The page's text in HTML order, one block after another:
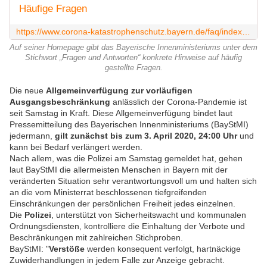
Häufige Fragen
Auf seiner Homepage gibt das Bayerische Innenministeriums unter dem
Stichwort „Fragen und Antworten“ konkrete Hinweise auf häufig
gestellte Fragen.
Die neue Allgemeinverfügung zur vorläufigen
Ausgangsbeschränkung anlässlich der Corona-Pandemie ist
seit Samstag in Kraft. Diese Allgemeinverfügung bindet laut
Pressemitteilung des Bayerischen Innenministeriums (BayStMI)
jedermann, gilt zunächst bis zum 3. April 2020, 24:00 Uhrund
kann bei Bedarf verlängert werden.
Nach allem, was die Polizei am Samstag gemeldet hat, gehen
laut BayStMI die allermeisten Menschen in Bayern mit der
veränderten Situation sehr verantwortungsvoll um und halten sich
an die vom Ministerrat beschlossenen tiefgreifenden
Einschränkungen der persönlichen Freiheit jedes einzelnen.
Die Polizei , unterstützt von Sicherheitswacht und kommunalen
Ordnungsdiensten, kontrolliere die Einhaltung der Verbote und
Beschränkungen mit zahlreichen Stichproben.
BayStMI: "Verstöße werden konsequent verfolgt, hartnäckige
Zuwiderhandlungen in jedem Falle zur Anzeige gebracht.